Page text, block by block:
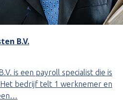
B.V.
is een payroll specialist die is
bedrijf telt 1 werknemer en